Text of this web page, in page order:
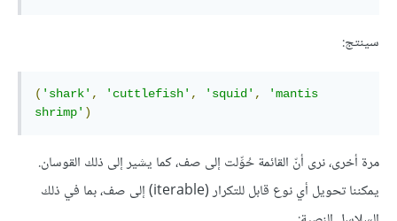
سينتج:
( 'shark' , 'cuttlefish' , 'squid' ,
'mantis
shrimp' )
مرة أخرى، نرى أنّ القائمة حُوِّلت إلى صف، كما يشير إلى ذلك القوسان.
يمكننا تحويل أي نوع قابل للتكرار (iterable) إلى صف، بما في ذلك